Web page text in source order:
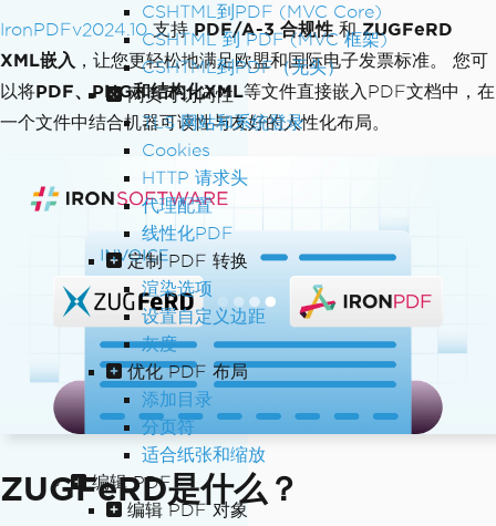
CSHTML到PDF (MVC Core)
CSHTML 到 PDF (MVC 框架)
CSHTML到PDF（无头）
网页可访问性
TLS 网站和系统登录
Cookies
HTTP 请求头
代理配置
线性化PDF
定制 PDF 转换
渲染选项
设置自定义边距
灰度
优化 PDF 布局
添加目录
分页符
适合纸张和缩放
编辑 PDF
编辑 PDF 对象
IronPDFv2024.10支持PDF/A-3 合规性和ZUGFeRD
XML嵌入 ，让您更轻松地满足欧盟和国际电子发票标准。 您可
以将PDF、PNG和结构化XML等文件直接嵌入PDF文档中，在
一个文件中结合机器可读性与友好的人性化布局。
ZUGFeRD是什么？